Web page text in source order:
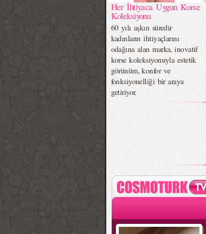
Her İhtiyaca Uygun Korse
Koleksiyonu
60 yılı aşkın süredir
kadınların ihtiyaçlarını
odağına alan marka, inovatif
korse koleksiyonuyla estetik
görünüm, konfor ve
fonksiyonelliği bir araya
getiriyor.